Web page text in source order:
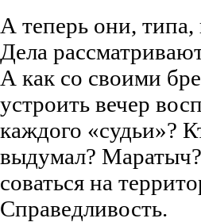
А теперь они,
Дела
А как со своими
устроить вечер
каждого «судьи»?
выдумал?
соваться на
Справедливость.